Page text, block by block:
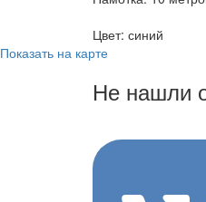
Цвет: синий
Показать на карте
Не нашли